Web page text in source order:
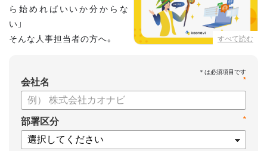
すべて読む
ら始めればいいか分からな
い」
そんな人事担当者の方へ。
本資料では、人事担当者300名の実態調査をもとに現場ですぐ
に役立つ生成AI活用術を紹介しています。
生成AI利用時のポイントや注意事項もまとめているため、これ
から始める方も安心です。評価シートフォーマットの作成や素
案の生成など、コピペで使えるプロンプトも収録！
生成AIを「壁打ち相手」や「作業アシスタント」にして、明日か
*
会社名
*
部署区分